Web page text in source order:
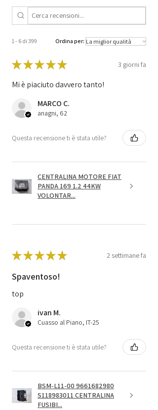
1 - 6 di 399 Ordina per:
★★★★★ 3 giorni fa
Mi è piaciuto davvero tanto!
MARCO C.
anagni, 62
Questa recensione ti è stata utile?
CENTRALINA MOTORE FIAT
PANDA 169 1.2 44KW
VOLONTAR...
★★★★★ 2 settimane fa
Spaventoso!
top
ivan M.
Cuasso al Piano, IT-25
Questa recensione ti è stata utile?
BSM-L11-00 9661682980
S118983011 CENTRALINA
FUSIBI...